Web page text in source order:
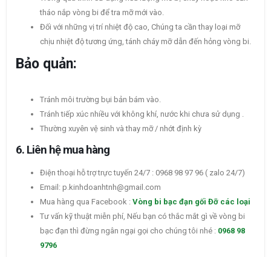
tháo nắp vòng bi để tra mỡ mới vào.
Đối với những vị trí nhiệt độ cao, Chúng ta cần thay loại mỡ
chịu nhiệt độ tương ứng, tánh cháy mỡ dẫn đến hỏng vòng bi.
Bảo quản:
Tránh môi trường bụi bản bám vào.
Tránh tiếp xúc nhiều với không khí, nước khi chưa sử dụng .
Thường xuyên vệ sinh và thay mỡ / nhớt định kỳ
6. Liên hệ mua hàng
Điện thoại hỗ trợ trực tuyến 24/7 : 0968 98 97 96 ( zalo 24/7)
Email: p.kinhdoanhtnh@gmail.com
Mua hàng qua Facebook : Vòng bi bạc đạn gối Đỡ các loại
Tư vấn kỹ thuật miễn phí, Nếu bạn có thắc mắt gì về vòng bi
bạc đạn thì đừng ngân ngại gọi cho chúng tôi nhé : 0968 98
9796